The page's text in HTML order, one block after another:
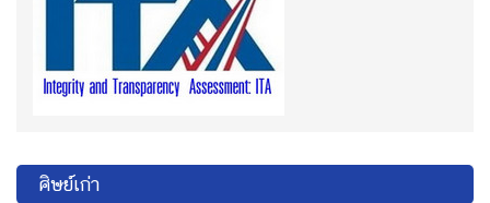
ศิษย์เก่า